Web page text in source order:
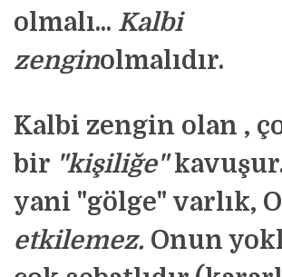
olmalı... Kalbi
zenginolmalıdır.
Kalbi zengin olan ,
bir "kişiliğe"
yani "gölge" varlık,
etkilemez. Onun